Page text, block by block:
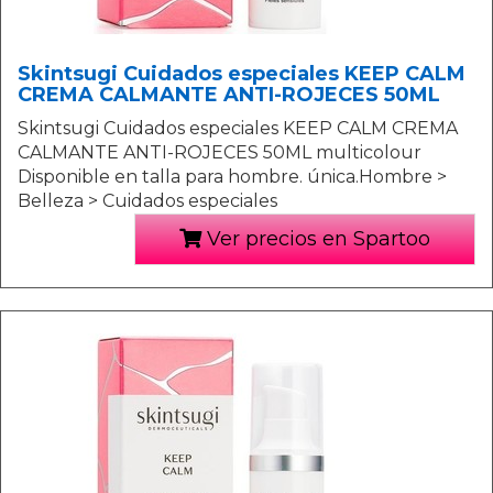
Skintsugi Cuidados especiales KEEP CALM
CREMA CALMANTE ANTI-ROJECES 50ML
Skintsugi Cuidados especiales KEEP CALM CREMA
CALMANTE ANTI-ROJECES 50ML multicolour
Disponible en talla para hombre. única.Hombre >
Belleza > Cuidados especiales
Ver precios en Spartoo